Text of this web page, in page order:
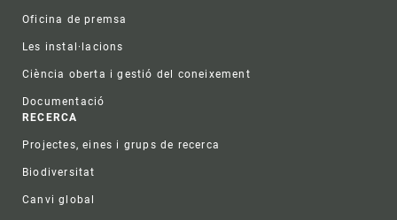
Oficina de premsa
Les instal·lacions
Ciència oberta i gestió del coneixement
Documentació
RECERCA
Projectes, eines i grups de recerca
Biodiversitat
Canvi global